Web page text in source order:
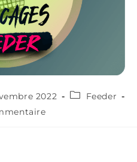
2022
Feeder